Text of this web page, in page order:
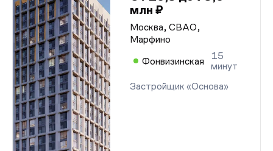
млн ₽
Москва, СВАО,
Марфино
Фонвизинская
15
минут
Застройщик «Основа»